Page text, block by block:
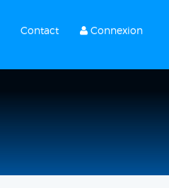
Contact Connexion